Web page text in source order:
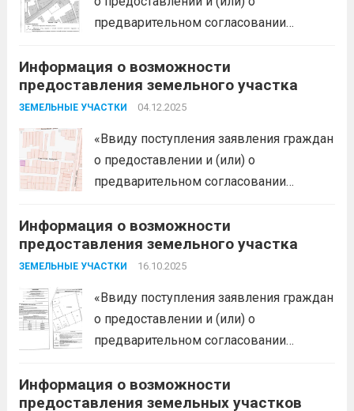
предоставления следующего
земельного участка:...
предварительном согласовании
администрация муниципального
образования Белореченский
муниципальный район Краснодарского
ЗК РФ информирует о возможности
предоставления следующего
земельного участка:...
Информация о возможности
предоставления земельного участка
ЗЕМЕЛЬНЫЕ УЧАСТКИ 04.12.2025
«Ввиду поступления заявления граждан
о предоставлении и (или) о
предварительном согласовании
администрация муниципального
образования Белореченский
муниципальный район Краснодарского
ЗК РФ информирует о возможности
предоставления следующего
земельного участка:...
Информация о возможности
предоставления земельного участка
ЗЕМЕЛЬНЫЕ УЧАСТКИ 16.10.2025
«Ввиду поступления заявления граждан
о предоставлении и (или) о
предварительном согласовании
администрация муниципального
образования Белореченский
Информация о возможности
предоставления земельных участков